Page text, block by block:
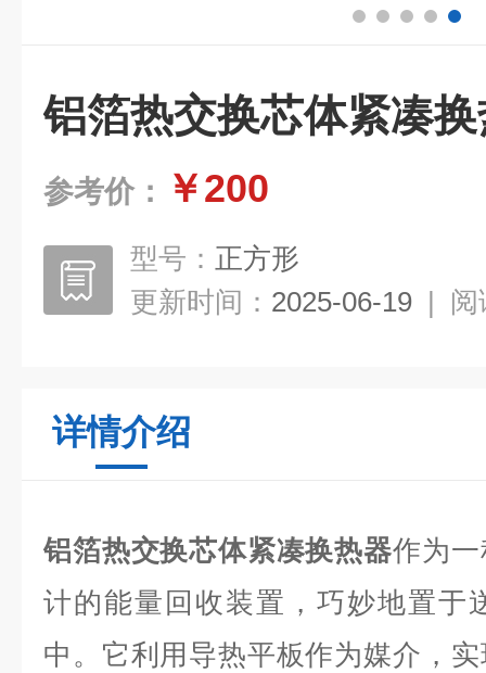
铝箔热交换芯体紧凑
参考价： ￥200
型号： 正方形
更新时间： 2025-06-19 | 阅
详情介绍
铝箔热交换芯体紧凑换热器作为
计的能量回收装置，巧妙地置于
中。它利用导热平板作为媒介，